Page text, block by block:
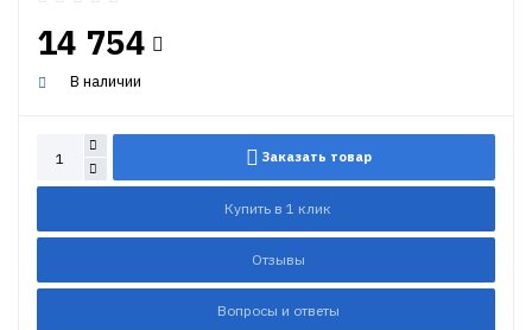
14 754
В наличии
Заказать товар
Купить в 1 клик
Отзывы
Вопросы и ответы